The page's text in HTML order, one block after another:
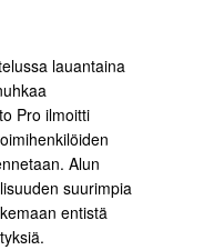
lauantaina
Pro ilmoitti
Alun
suurimpia
entistä